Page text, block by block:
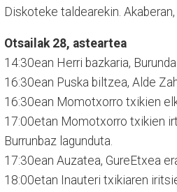
Diskoteke taldearekin.
Otsailak 28, asteartea
14:30ean Herri bazkaria,
16:30ean Puska biltzea, Alde
16:30ean Momotxorro txikien
17:00etan Momotxorro txikien
Burrunbaz lagunduta.
17:30ean Auzatea, GureEtxea
18:00etan Inauteri txikiaren